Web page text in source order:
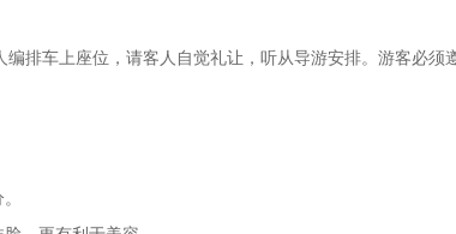
排车上座位，请客人自觉礼让，听从导游安排。游客必须